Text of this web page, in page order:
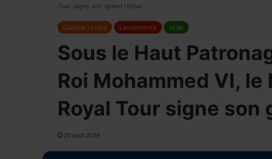
Tour signe son grand retour
Culture Loisirs Lancements slide
Sous le Haut
Roi Mohammed VI, le
Royal Tour signe son
25 août 2025